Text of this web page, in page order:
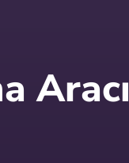
Aracı